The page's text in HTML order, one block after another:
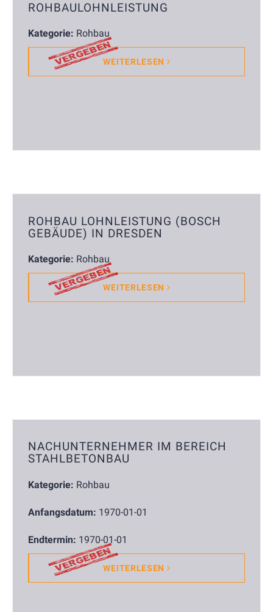
ROHBAULOHNLEISTUNG
Kategorie: Rohbau
WEITERLESEN
ROHBAU LOHNLEISTUNG (BOSCH
GEBÄUDE) IN DRESDEN
Kategorie: Rohbau
WEITERLESEN
NACHUNTERNEHMER IM BEREICH
STAHLBETONBAU
Kategorie: Rohbau
Anfangsdatum: 1970-01-01
Endtermin: 1970-01-01
WEITERLESEN